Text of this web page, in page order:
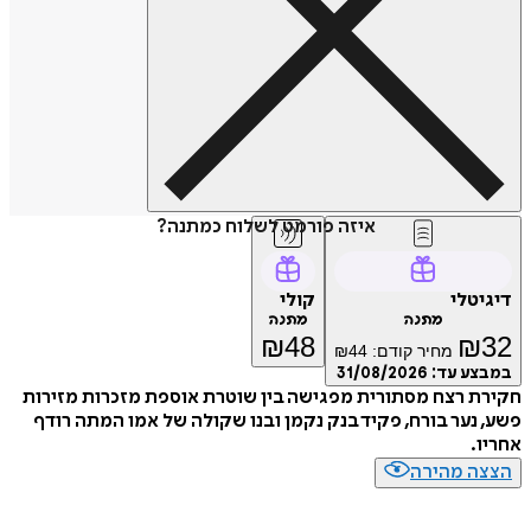
איזה פורמט לשלוח כמתנה?
₪ מחיר קודם: ₪44
עד:31/08/2026
₪ 48
רצח מסתורית מפגישה בין שוטרת אוספת מזכרות מזירות
בורח, פקיד בנק נקמן ובנו שקולה של אמו המתה רודף
מהירה